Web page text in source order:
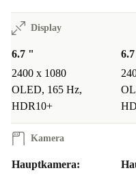
Wie gut ist die
Mit der vielseitigen
Fotos für Social Media,
Landschaftsaufnahmen
Die 60 MP
Videochats.
Ist das Gerät
Display
6.7 "
2400 x 1080
OLED, 165 Hz,
HDR10+
Kamera
Hauptkamera: